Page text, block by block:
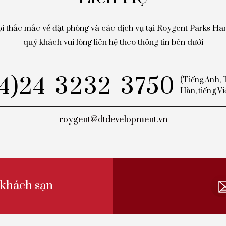
thắc mắc về đặt phòng và các dịch vụ tại Roygent Parks
quý khách vui lòng liên hệ theo thông tin bên dưới
3232-3750 (Tiếng Anh,
Hàn, tiếng
roygent@dtdevelopment.vn
khách sạn